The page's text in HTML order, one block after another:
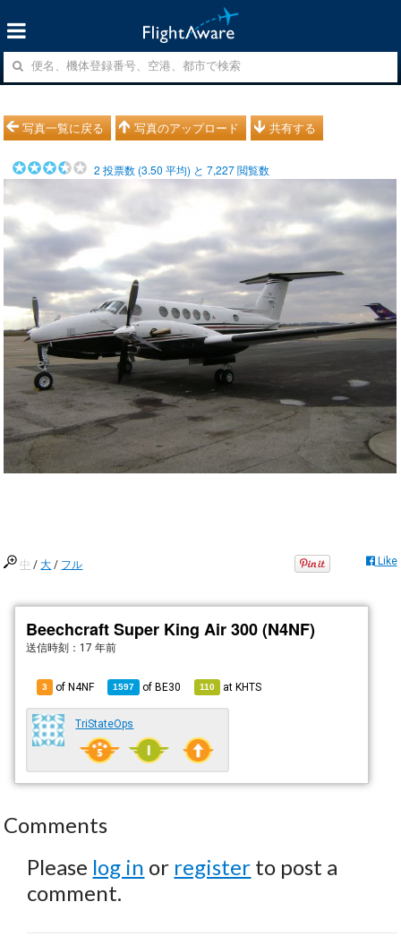
写真一覧に戻る 写真のアップロード 共有する
2 投票数 (3.50 平均) と7,227閲覧数
中 /大 / フル Like
Beechcraft Super King Air 300 (N4NF)
送信時刻： 17 年前
3 of N4NF 1597 ofBE30 110 atKHTS
TriStateOps
Comments
Please log in or register to post a
comment.